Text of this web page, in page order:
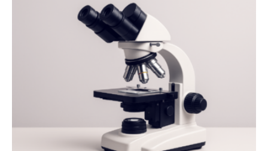
Schlaganfall“ mit Sitz in Würzburg fördert die
Schlaganfallforschung, um die Behandlung der
Betroffenen zu verbessern. Dazu schreibt sie auch in
diesem Jahr wieder deutschlandweit den Hentschel-
Preis aus. Er richtet sich gezielt an jüngere
Forscherinnen und Forscher unter 40 Jahren. Geehrt
werden soll eine herausragende Doktorarbeit oder eine
hochrangige wissenschaftliche Publikation zum Thema